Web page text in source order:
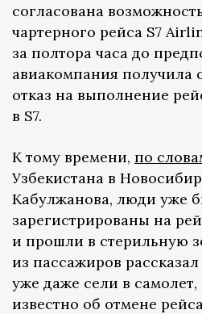
согласована
чартерного рейса S7
за полтора часа до
авиакомпания получила
отказ на выполнение
в S7.
К тому времени, по
Узбекистана в
Кабулжанова, люди уже
зарегистрированы на
и прошли в стерильную
из пассажиров
уже даже сели в самолет,
известно об отмене